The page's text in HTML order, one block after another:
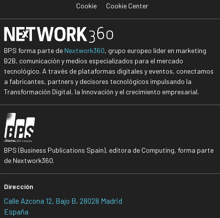
Cookie
Cookie Center
BPS forma parte de Nextwork360, grupo europeo líder en marketing
B2B, comunicación y medios especializados para el mercado
tecnológico. A través de plataformas digitales y eventos, conectamos
a fabricantes, partners y decisores tecnológicos impulsando la
Transformación Digital, la Innovación y el crecimiento empresarial.
BPS (Business Publications Spain), editora de Computing, forma parte
de Nextwork360.
Dirección
Calle Azcona 12, Bajo B, 28028 Madrid
España